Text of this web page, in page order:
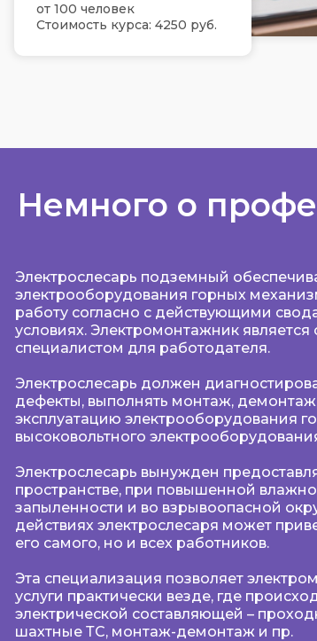
от 100 человек
Стоимость курса: 4250 руб.
Немного о
Электрослесарь подземный
электрооборудования горных
работу согласно с действующими
условиях. Электромонтажник
специалистом для работодателя.
Электрослесарь должен
дефекты, выполнять монтаж,
эксплуатацию электрооборудования
высоковольтного
Электрослесарь вынужден
пространстве, при повышенной
запыленности и во взрывоопасной
действиях электрослесаря может
его самого, но и всех работников.
Эта специализация позволяет
услуги практически везде, где
электрической составляющей –
шахтные ТС, монтаж-демонтаж и пр.